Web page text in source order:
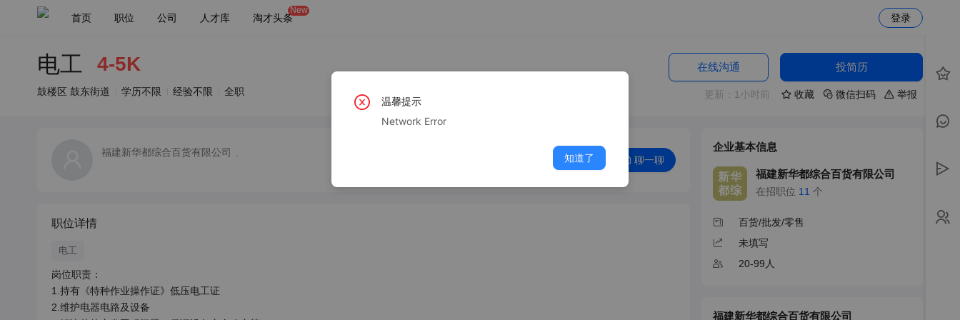
首页 职位 公司 人才库 淘才头条
New
登录
电工 4-5K
鼓楼区 鼓东街道 学历不限 经验不限 全职
在线沟通 投简历
更新：1小时前 收藏 微信扫码 举报
福建新华都综合百货有限公司
聊一聊
职位详情
电工
岗位职责：
1.持有《特种作业操作证》低压电工证
2.维护电器电路及设备
企业基本信息
新华
都综
福建新华都综合百货有限公司
在招职位 11 个
百货/批发/零售
未填写
20-99人
福建新华都综合百货有限公司
温馨提示
Network Error
知道了